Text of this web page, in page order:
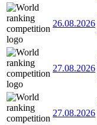
26.08.2026
27.08.2026
27.08.2026